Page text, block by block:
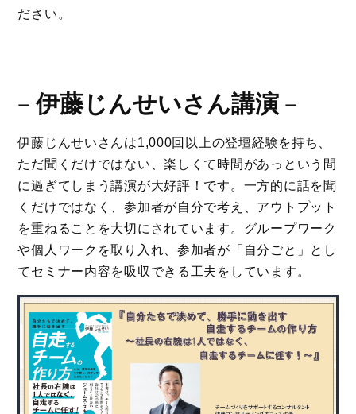
ださい。
－伊藤じんせいさん講演 －
伊藤じんせいさんは1,000回以上の登壇経験を持ち、
ただ聞くだけではない、楽しくて時間があっという間
に過ぎてしまう講演が大好評！です。一方的に話を聞
くだけではなく、参加者が自分で考え、アウトプット
を重ねることを大切にされています。グループワーク
や個人ワークを取り入れ、参加者が「自分ごと」とし
てセミナー内容を吸収できる工夫をしています。